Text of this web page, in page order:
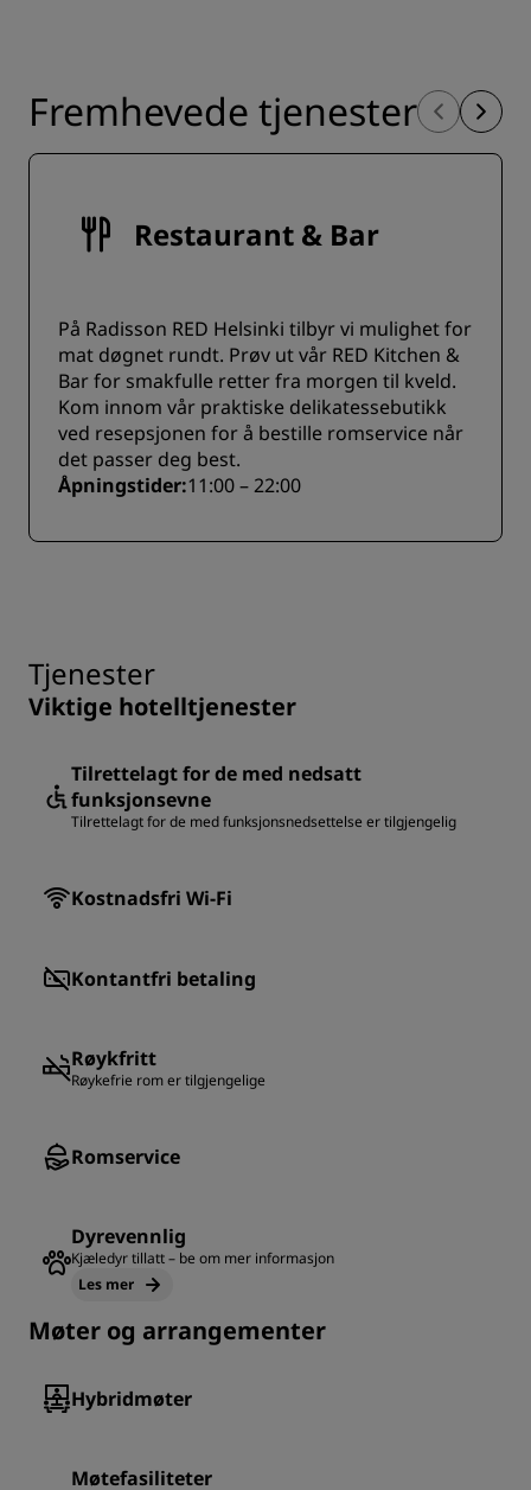
Fremhevede tjenester
Restaurant & Bar
På Radisson RED Helsinki tilbyr vi mulighet for
mat døgnet rundt. Prøv ut vår RED Kitchen &
Bar for smakfulle retter fra morgen til kveld.
Kom innom vår praktiske delikatessebutikk
ved resepsjonen for å bestille romservice når
det passer deg best.
Åpningstider:11:00 – 22:00
Tjenester
Viktige hotelltjenester
Tilrettelagt for de med nedsatt
funksjonsevne
Tilrettelagt for de med funksjonsnedsettelse er tilgjengelig
Kostnadsfri Wi-Fi
Kontantfri betaling
Røykfritt
Røykefrie rom er tilgjengelige
Romservice
Dyrevennlig
Kjæledyr tillatt – be om mer informasjon
Les mer
Møter og arrangementer
Hybridmøter
Møtefasiliteter